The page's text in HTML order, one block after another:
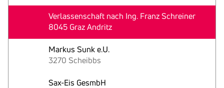
Verlassenschaft nach Ing. Franz Schreiner
8045 Graz Andritz
Markus Sunk e.U.
3270 Scheibbs
Sax-Eis GesmbH